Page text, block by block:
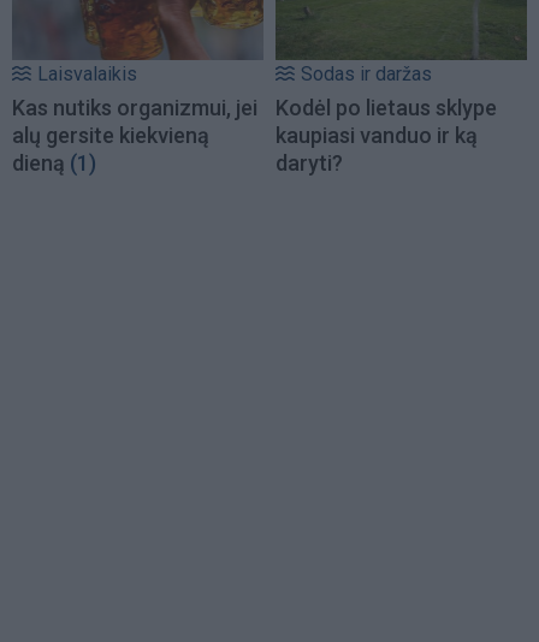
Laisvalaikis
Kas nutiks organizmui, jei
alų gersite kiekvieną
dieną (1)
Sodas ir daržas
Kodėl po lietaus sklype
kaupiasi vanduo ir ką
daryti?